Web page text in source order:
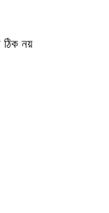
ঠিক নয়